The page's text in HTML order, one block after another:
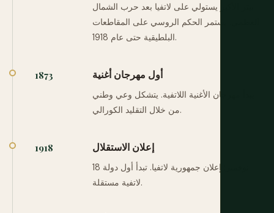
بيتر الأكبر يستولي على لاتفيا بعد حرب الشمال
العظمى. يستمر الحكم الروسي على المقاطعات
البلطيقية حتى عام 1918.
1873 أول مهرجان أغنية
يبدأ مهرجان الأغنية اللاتفية. يتشكل وعي وطني
من خلال التقليد الكورالي.
1918 إعلان الاستقلال
18 نوفمبر: إعلان جمهورية لاتفيا. تبدأ أول دولة
لاتفية مستقلة.